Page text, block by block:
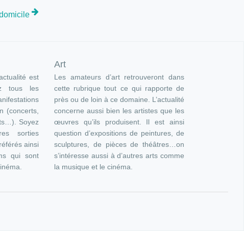
est
tous les
(concerts,
Soyez
sorties
ainsi
qui sont
Art
Les amateurs d’art retrouveront dans
cette rubrique tout ce qui rapporte de
près ou de loin à ce domaine. L’actualité
concerne aussi bien les artistes que les
œuvres qu’ils produisent. Il est ainsi
question d’expositions de peintures, de
sculptures, de pièces de théâtres…on
s’intéresse aussi à d’autres arts comme
la musique et le cinéma.